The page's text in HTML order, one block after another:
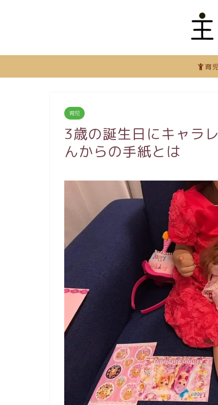
育
育児
3歳の誕生日にキャラ
んからの手紙とは